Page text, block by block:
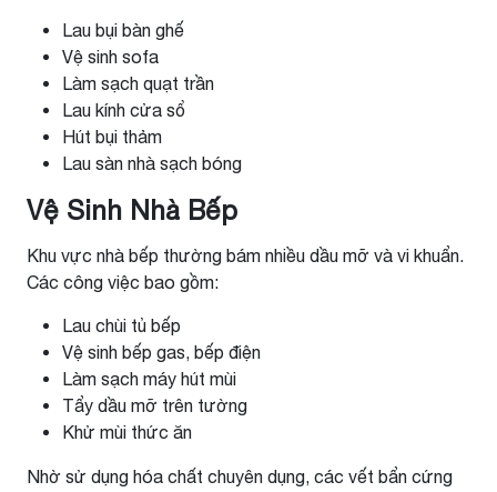
Lau bụi bàn ghế
Vệ sinh sofa
Làm sạch quạt trần
Lau kính cửa sổ
Hút bụi thảm
Lau sàn nhà sạch bóng
Vệ Sinh Nhà Bếp
Khu vực nhà bếp thường bám nhiều dầu mỡ và vi khuẩn.
Các công việc bao gồm:
Lau chùi tủ bếp
Vệ sinh bếp gas, bếp điện
Làm sạch máy hút mùi
Tẩy dầu mỡ trên tường
Khử mùi thức ăn
Nhờ sử dụng hóa chất chuyên dụng, các vết bẩn cứng